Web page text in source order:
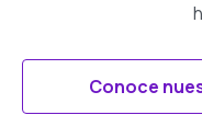
Conoce